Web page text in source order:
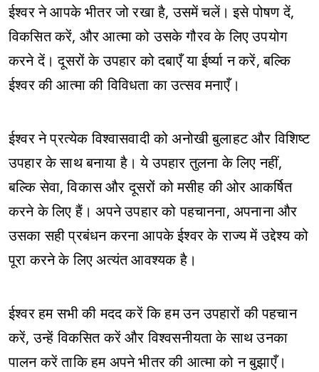
ईश्वर ने आपके भीतर जो रखा है, उसमें चलें। इसे पोषण दें,
विकसित करें, और आत्मा को उसके गौरव के लिए उपयोग
करने दें। दूसरों के उपहार को दबाएँ या ईर्ष्या न करें, बल्कि
ईश्वर की आत्मा की विविधता का उत्सव मनाएँ।
ईश्वर ने प्रत्येक विश्वासवादी को अनोखी बुलाहट और विशिष्ट
उपहार के साथ बनाया है। ये उपहार तुलना के लिए नहीं,
बल्कि सेवा, विकास और दूसरों को मसीह की ओर आकर्षित
करने के लिए हैं। अपने उपहार को पहचानना, अपनाना और
उसका सही प्रबंधन करना आपके ईश्वर के राज्य में उद्देश्य को
पूरा करने के लिए अत्यंत आवश्यक है।
ईश्वर हम सभी की मदद करें कि हम उन उपहारों की पहचान
करें, उन्हें विकसित करें और विश्वसनीयता के साथ उनका
पालन करें ताकि हम अपने भीतर की आत्मा को न बुझाएँ।